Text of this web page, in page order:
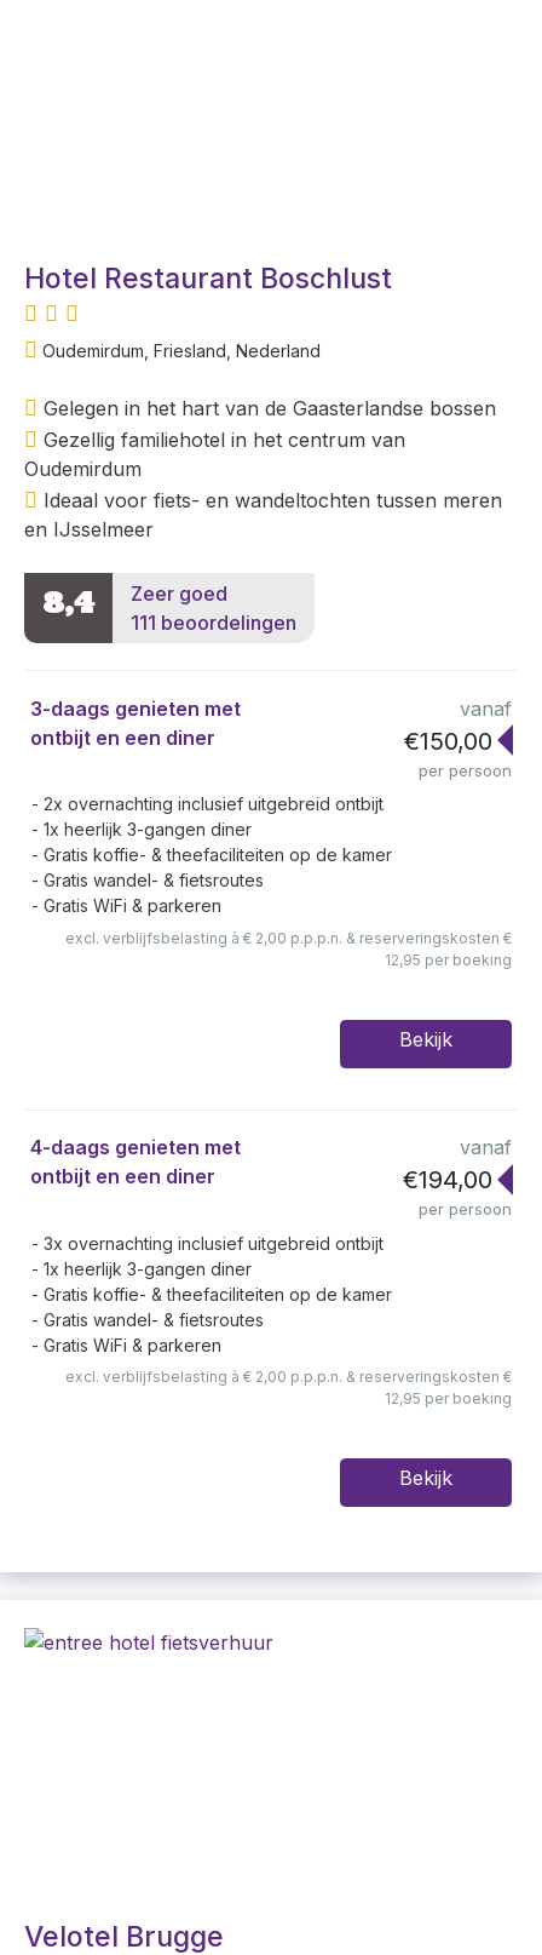
Hotel Restaurant Boschlust
Oudemirdum, Friesland, Nederland
Gelegen in het hart van de Gaasterlandse bossen
Gezellig familiehotel in het centrum van
Oudemirdum
Ideaal voor fiets- en wandeltochten tussen meren
en IJsselmeer
8,4
Zeer goed
111 beoordelingen
3-daags genieten met
ontbijt en een diner
vanaf
€150,00
per persoon
2x overnachting inclusief uitgebreid ontbijt
1x heerlijk 3-gangen diner
Gratis koffie- & theefaciliteiten op de kamer
Gratis wandel- & fietsroutes
Gratis WiFi & parkeren
excl. verblijfsbelasting à € 2,00 p.p.p.n. & reserveringskosten €
12,95 per boeking
Bekijk
4-daags genieten met
ontbijt en een diner
vanaf
€194,00
per persoon
3x overnachting inclusief uitgebreid ontbijt
1x heerlijk 3-gangen diner
Gratis koffie- & theefaciliteiten op de kamer
Gratis wandel- & fietsroutes
Gratis WiFi & parkeren
excl. verblijfsbelasting à € 2,00 p.p.p.n. & reserveringskosten €
12,95 per boeking
Bekijk
Velotel Brugge